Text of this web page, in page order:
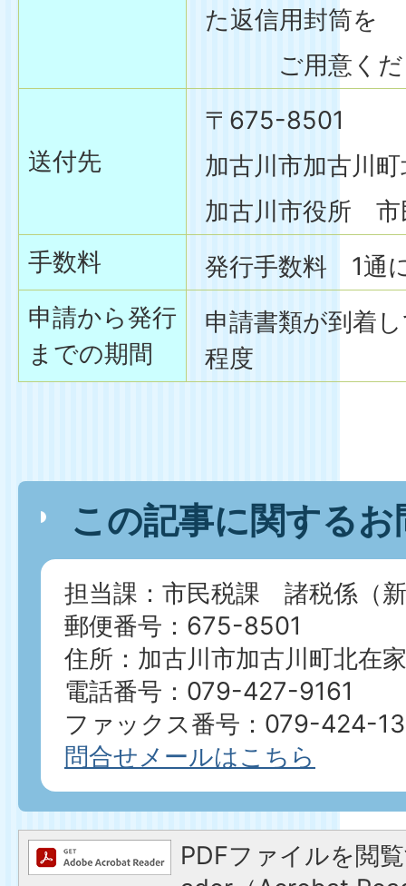
た返信用封筒を
ご用意くだ
送付先
〒675-8501
加古川市加古川
加古川市役所 市
手数料
発行手数料 1通
申請から発行
までの期間
申請書類が到着
程度
この記事に関する
担当課：市民税課 諸税係（
郵便番号：675-8501
住所：加古川市加古川町北在
電話番号：079-427-9161
ファックス番号：079-424-
問合せメールはこちら
PDFファイルを閲